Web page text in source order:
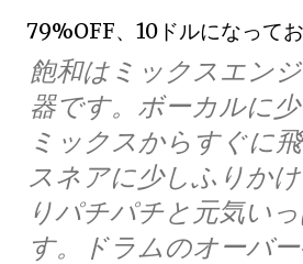
79%OFF、10ドルになってお
飽和はミックスエン
器です。ボーカルに少
ミックスからすぐに飛
スネアに少しふりか
りパチパチと元気い
す。ドラムのオーバ